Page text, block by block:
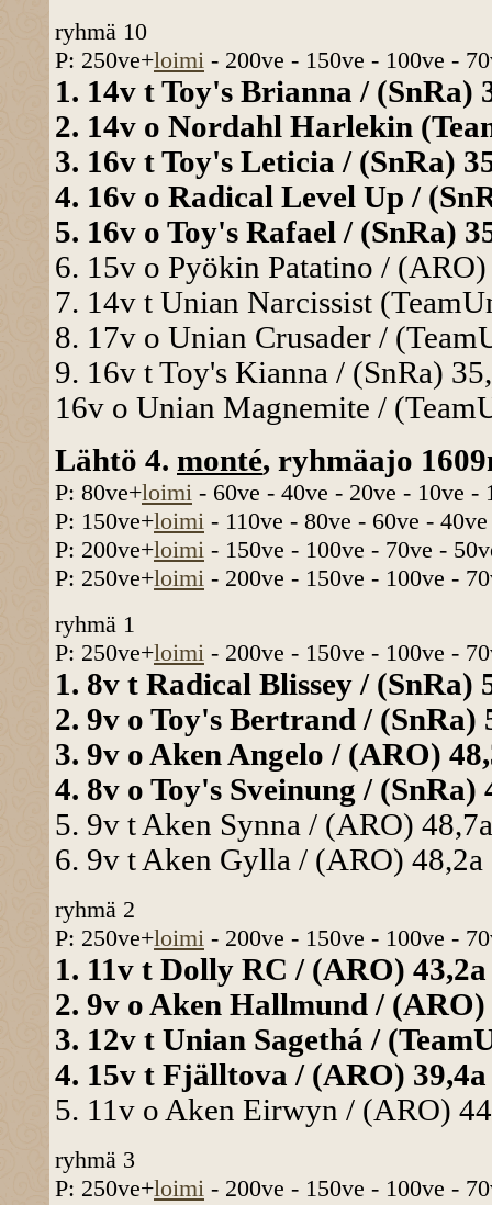
ryhmä 10
P: 250ve+loimi - 200ve - 150ve - 100ve -
1. 14v t Toy's Brianna / (SnRa)
2. 14v o Nordahl Harlekin
3. 16v t Toy's Leticia / (SnRa)
4. 16v o Radical Level Up /
5. 16v o Toy's Rafael / (SnRa)
6. 15v o Pyökin Patatino /
7. 14v t Unian Narcissist
8. 17v o Unian Crusader /
9. 16v t Toy's Kianna / (SnRa)
16v o Unian Magnemite /
Lähtö 4. monté, ryhmäajo
P: 80ve+loimi - 60ve - 40ve - 20ve - 10ve -
P: 150ve+loimi - 110ve - 80ve - 60ve -
P: 200ve+loimi - 150ve - 100ve - 70ve -
P: 250ve+loimi - 200ve - 150ve - 100ve -
ryhmä 1
P: 250ve+loimi - 200ve - 150ve - 100ve -
1. 8v t Radical Blissey / (SnRa)
2. 9v o Toy's Bertrand / (SnRa)
3. 9v o Aken Angelo / (ARO)
4. 8v o Toy's Sveinung /
5. 9v t Aken Synna / (ARO)
6. 9v t Aken Gylla / (ARO)
ryhmä 2
P: 250ve+loimi - 200ve - 150ve - 100ve -
1. 11v t Dolly RC / (ARO)
2. 9v o Aken Hallmund /
3. 12v t Unian Sagethá /
4. 15v t Fjälltova / (ARO)
5. 11v o Aken Eirwyn / (ARO)
ryhmä 3
P: 250ve+loimi - 200ve - 150ve - 100ve -